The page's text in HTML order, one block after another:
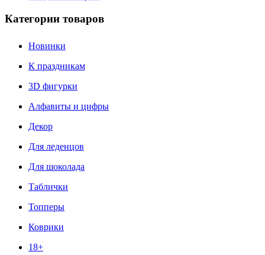
Категории товаров
Новинки
К праздникам
3D фигурки
Алфавиты и цифры
Декор
Для леденцов
Для шоколада
Таблички
Топперы
Коврики
18+